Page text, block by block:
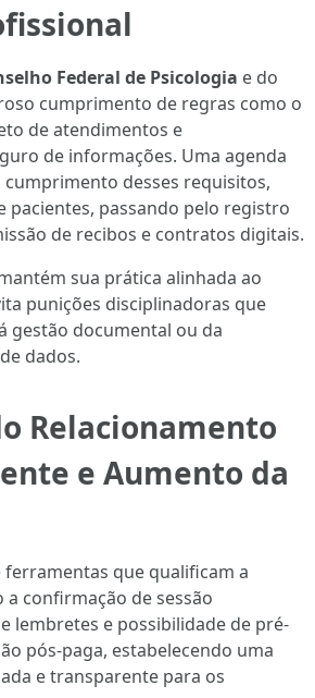
Federal de Psicologia e do
cumprimento de regras como o
de atendimentos e
de informações. Uma agenda
desses requisitos,
pacientes, passando pelo registro
de recibos e contratos digitais.
sua prática alinhada ao
punições disciplinadoras que
gestão documental ou da
dados.
Relacionamento
e Aumento da
que qualificam a
a confirmação de sessão
lembretes e possibilidade de pré-
pós-paga, estabelecendo uma
e transparente para os